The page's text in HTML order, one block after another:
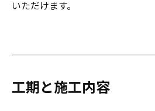
いただけます。
工期と施工内容